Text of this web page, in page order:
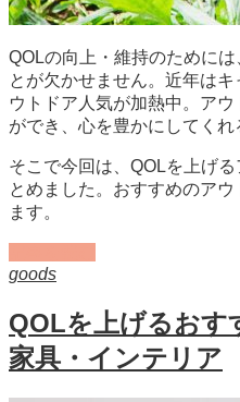
QOLの向上・維持のために
とが欠かせません。近年は
ウトドア人気が加熱中。ア
ができ、心を豊かにしてくれ
そこで今回は、QOLを上げ
とめました。おすすめのア
ます。
goods
QOLを上げるおす
家具・インテリア